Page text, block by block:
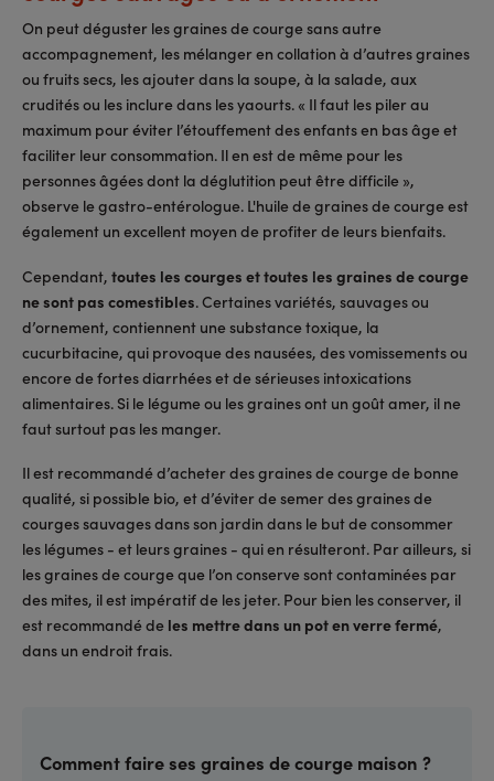
On peut déguster les graines de courge sans autre
accompagnement, les mélanger en collation à d’autres graines
ou fruits secs, les ajouter dans la soupe, à la salade, aux
crudités ou les inclure dans les yaourts. « Il faut les piler au
maximum pour éviter l’étouffement des enfants en bas âge et
faciliter leur consommation. Il en est de même pour les
personnes âgées dont la déglutition peut être difficile »,
observe le gastro-entérologue. L'huile de graines de courge est
également un excellent moyen de profiter de leurs bienfaits.
Cependant, toutes les courges et toutes les graines de courge
ne sont pas comestibles. Certaines variétés, sauvages ou
d’ornement, contiennent une substance toxique, la
cucurbitacine, qui provoque des nausées, des vomissements ou
encore de fortes diarrhées et de sérieuses intoxications
alimentaires. Si le légume ou les graines ont un goût amer, il ne
faut surtout pas les manger.
Il est recommandé d’acheter des graines de courge de bonne
qualité, si possible bio, et d’éviter de semer des graines de
courges sauvages dans son jardin dans le but de consommer
les légumes - et leurs graines - qui en résulteront. Par ailleurs, si
les graines de courge que l’on conserve sont contaminées par
des mites, il est impératif de les jeter. Pour bien les conserver, il
est recommandé de les mettre dans un pot en verre fermé,
dans un endroit frais.
Comment faire ses graines de courge maison ?